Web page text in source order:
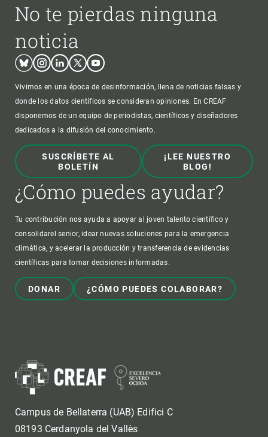
No te pierdas ninguna
noticia
BlueskyInstagram
LinkedinTwitterYoutube
Vivimos en una época de desinformación, llena de noticias falsas y
donde los datos científicos se consideran opiniones. En CREAF
disponemos de un equipo de periodistas, científicos y diseñadores
dedicados a la difusión del conocimiento.
SUSCRÍBETE AL
BOLETÍN
¡LEE NUESTRO
BLOG!
¿Cómo puedes ayudar?
Tu contribución nos ayuda a apoyar al joven talento científico y
consolidarel senior, idear nuevas soluciones para la emergencia
climática, y acelerar la producción y transferencia de evidencias
científicas para tomar decisiones informadas.
DONAR ¿CÓMO PUEDES COLABORAR?
Campus de Bellaterra (UAB) Edifici C
08193 Cerdanyola del Vallès